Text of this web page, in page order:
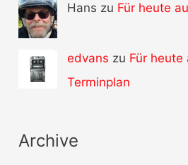
Hans zu Für heute
edvans zu Für heute
Terminplan
Archive